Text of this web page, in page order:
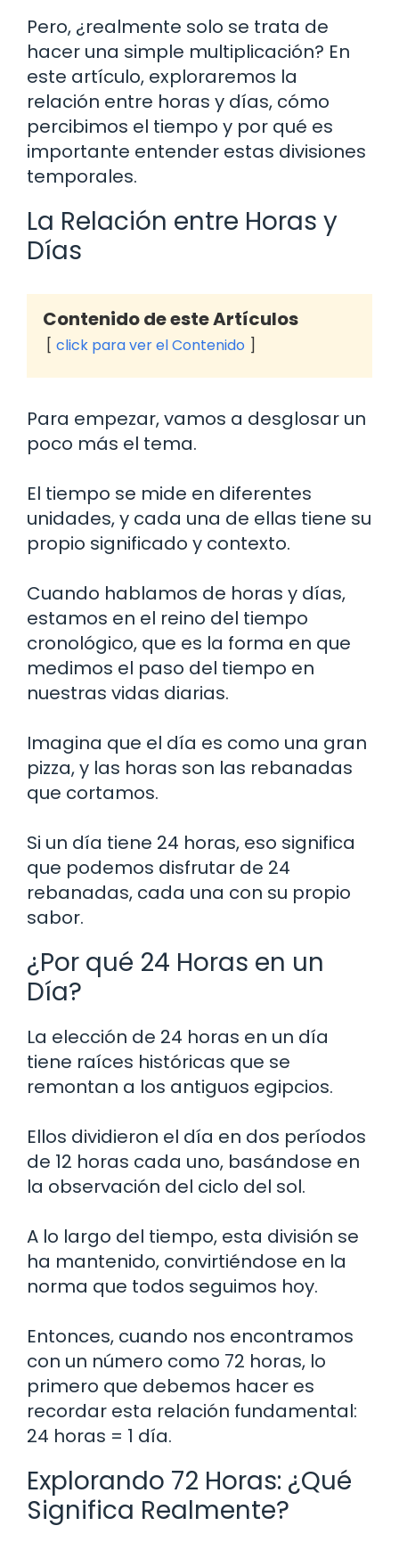
Pero, ¿realmente solo se trata de
hacer una simple multiplicación? En
este artículo, exploraremos la
relación entre horas y días, cómo
percibimos el tiempo y por qué es
importante entender estas divisiones
temporales.
La Relación entre Horas y
Días
Contenido de este Artículos
click para ver el Contenido
Para empezar, vamos a desglosar un
poco más el tema.
El tiempo se mide en diferentes
unidades, y cada una de ellas tiene su
propio significado y contexto.
Cuando hablamos de horas y días,
estamos en el reino del tiempo
cronológico, que es la forma en que
medimos el paso del tiempo en
nuestras vidas diarias.
Imagina que el día es como una gran
pizza, y las horas son las rebanadas
que cortamos.
Si un día tiene 24 horas, eso significa
que podemos disfrutar de 24
rebanadas, cada una con su propio
sabor.
¿Por qué 24 Horas en un
Día?
La elección de 24 horas en un día
tiene raíces históricas que se
remontan a los antiguos egipcios.
Ellos dividieron el día en dos períodos
de 12 horas cada uno, basándose en
la observación del ciclo del sol.
A lo largo del tiempo, esta división se
ha mantenido, convirtiéndose en la
norma que todos seguimos hoy.
Entonces, cuando nos encontramos
con un número como 72 horas, lo
primero que debemos hacer es
recordar esta relación fundamental:
24 horas = 1 día.
Explorando 72 Horas: ¿Qué
Significa Realmente?